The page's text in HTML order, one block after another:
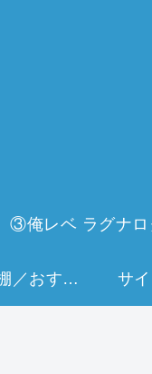
③俺レベ ラグナロ
家族の本棚／おすすめミュージアム サ